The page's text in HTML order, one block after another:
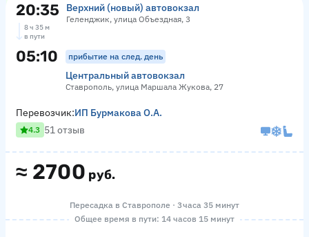
20:35 Верхний (новый) автовокзал
Геленджик, улица Объездная, 3
8 ч 35 м
в пути
05:10 прибытие на след. день
Центральный автовокзал
Ставрополь, улица Маршала Жукова, 27
≈ 2700 руб.
Перевозчик:ИП Бурмакова О.А.
4.3 51 отзыв
Пересадка в Ставрополе · 3 часа 35 минут
Общее время в пути: 14 часов 15 минут